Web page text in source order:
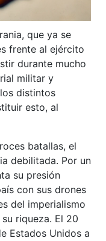
que ya se
frente al ejército
durante mucho
militar y
distintos
esto, al
batallas, el
debilitada. Por un
su presión
con sus drones
del imperialismo
riqueza. El 20
Estados Unidos a